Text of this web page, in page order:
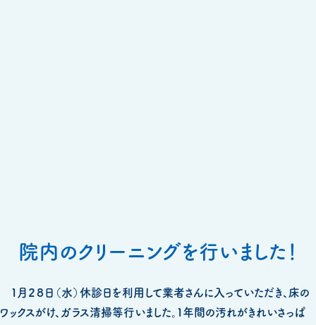
院内のクリーニングを行いました！
１月２８日（水）休診日を利用して業者さんに入っていただき、床の
ワックスがけ、ガラス清掃等行いました。１年間の汚れがきれいさっぱ